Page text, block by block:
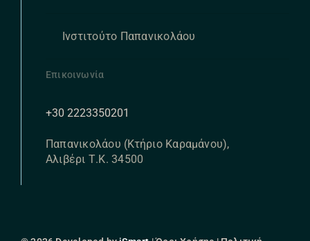
Ινστιτούτο Παπανικολάου
Επικοινωνία
+30 2223350201
Παπανικολάου (Κτήριο Καραμάνου),
Αλιβέρι Τ.Κ. 34500